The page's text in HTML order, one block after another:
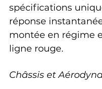
spécifications
réponse
montée en régime
ligne rouge.
Châssis et